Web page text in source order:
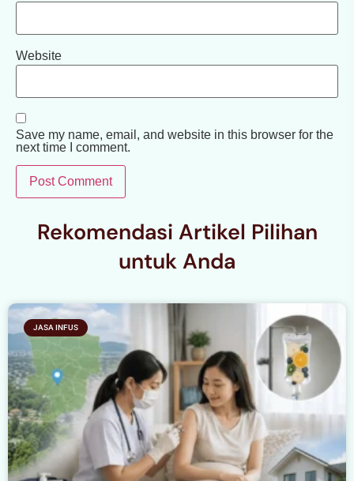
Website
Save my name, email, and website in this browser for the
next time I comment.
Rekomendasi Artikel Pilihan
untuk Anda
JASA INFUS